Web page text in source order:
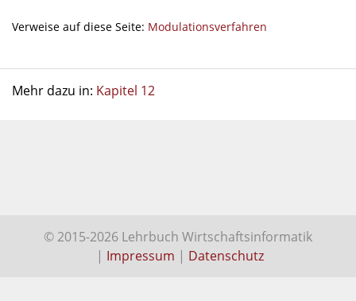
Verweise auf diese Seite: Modulationsverfahren
Mehr dazu in: Kapitel 12
© 2015-2026 Lehrbuch Wirtschaftsinformatik
| Impressum | Datenschutz